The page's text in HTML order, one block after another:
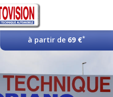
à partir de 69 €*